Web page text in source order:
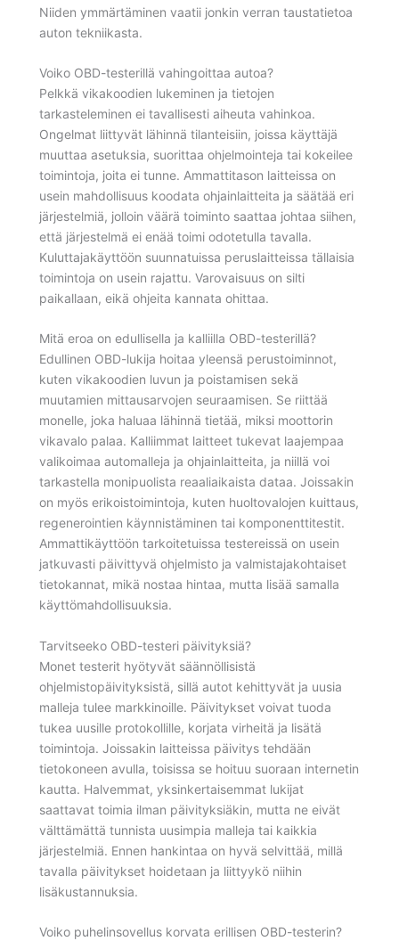
Niiden ymmärtäminen vaatii jonkin verran taustatietoa
auton tekniikasta.
Voiko OBD-testerillä vahingoittaa autoa?
Pelkkä vikakoodien lukeminen ja tietojen
tarkasteleminen ei tavallisesti aiheuta vahinkoa.
Ongelmat liittyvät lähinnä tilanteisiin, joissa käyttäjä
muuttaa asetuksia, suorittaa ohjelmointeja tai kokeilee
toimintoja, joita ei tunne. Ammattitason laitteissa on
usein mahdollisuus koodata ohjainlaitteita ja säätää eri
järjestelmiä, jolloin väärä toiminto saattaa johtaa siihen,
että järjestelmä ei enää toimi odotetulla tavalla.
Kuluttajakäyttöön suunnatuissa peruslaitteissa tällaisia
toimintoja on usein rajattu. Varovaisuus on silti
paikallaan, eikä ohjeita kannata ohittaa.
Mitä eroa on edullisella ja kalliilla OBD-testerillä?
Edullinen OBD-lukija hoitaa yleensä perustoiminnot,
kuten vikakoodien luvun ja poistamisen sekä
muutamien mittausarvojen seuraamisen. Se riittää
monelle, joka haluaa lähinnä tietää, miksi moottorin
vikavalo palaa. Kalliimmat laitteet tukevat laajempaa
valikoimaa automalleja ja ohjainlaitteita, ja niillä voi
tarkastella monipuolista reaaliaikaista dataa. Joissakin
on myös erikoistoimintoja, kuten huoltovalojen kuittaus,
regenerointien käynnistäminen tai komponenttitestit.
Ammattikäyttöön tarkoitetuissa testereissä on usein
jatkuvasti päivittyvä ohjelmisto ja valmistajakohtaiset
tietokannat, mikä nostaa hintaa, mutta lisää samalla
käyttömahdollisuuksia.
Tarvitseeko OBD-testeri päivityksiä?
Monet testerit hyötyvät säännöllisistä
ohjelmistopäivityksistä, sillä autot kehittyvät ja uusia
malleja tulee markkinoille. Päivitykset voivat tuoda
tukea uusille protokollille, korjata virheitä ja lisätä
toimintoja. Joissakin laitteissa päivitys tehdään
tietokoneen avulla, toisissa se hoituu suoraan internetin
kautta. Halvemmat, yksinkertaisemmat lukijat
saattavat toimia ilman päivityksiäkin, mutta ne eivät
välttämättä tunnista uusimpia malleja tai kaikkia
järjestelmiä. Ennen hankintaa on hyvä selvittää, millä
tavalla päivitykset hoidetaan ja liittyykö niihin
lisäkustannuksia.
Voiko puhelinsovellus korvata erillisen OBD-testerin?